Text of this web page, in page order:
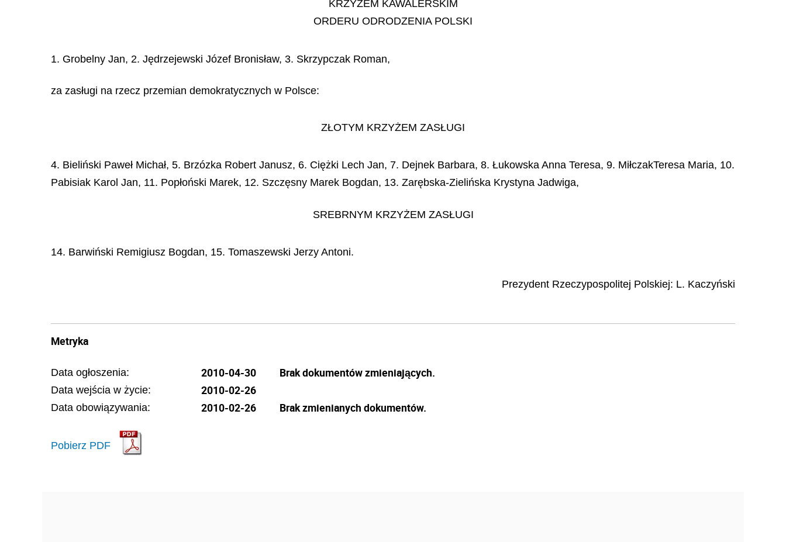
KRZYŻEM KAWALERSKIM
ORDERU ODRODZENIA POLSKI
1. Grobelny Jan, 2. Jędrzejewski Józef Bronisław, 3. Skrzypczak Roman,
za zasługi na rzecz przemian demokratycznych w Polsce:
ZŁOTYM KRZYŻEM ZASŁUGI
4. Bieliński Paweł Michał, 5. Brzózka Robert Janusz, 6. Ciężki Lech Jan, 7. Dejnek Barbara, 8. Łukowska Anna Teresa, 9. MiłczakTeresa Maria, 10.
Pabisiak Karol Jan, 11. Popłoński Marek, 12. Szczęsny Marek Bogdan, 13. Zarębska-Zielińska Krystyna Jadwiga,
SREBRNYM KRZYŻEM ZASŁUGI
14. Barwiński Remigiusz Bogdan, 15. Tomaszewski Jerzy Antoni.
Prezydent Rzeczypospolitej Polskiej: L. Kaczyński
Metryka
Data ogłoszenia: 2010-04-30
Data wejścia w życie: 2010-02-26
Data obowiązywania: 2010-02-26
Pobierz PDF
Brak dokumentów zmieniających.
Brak zmienianych dokumentów.